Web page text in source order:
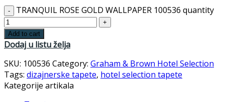
TRANQUIL ROSE GOLD WALLPAPER 100536 quantity
Add to cart
Dodaj u listu želja
SKU: 100536 Category: Graham & Brown Hotel Selection
Tags: dizajnerske tapete, hotel selection tapete
Kategorije artikala